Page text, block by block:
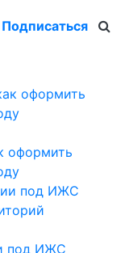
Подписаться
оформить
под ИЖС